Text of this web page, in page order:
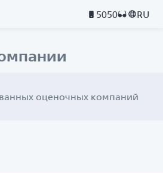
5050 RU
оценочных компаний